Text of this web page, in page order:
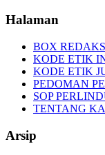
Halaman
BOX
KODE ETIK
KODE ETIK
PEDOMAN
SOP
TENTANG
Arsip